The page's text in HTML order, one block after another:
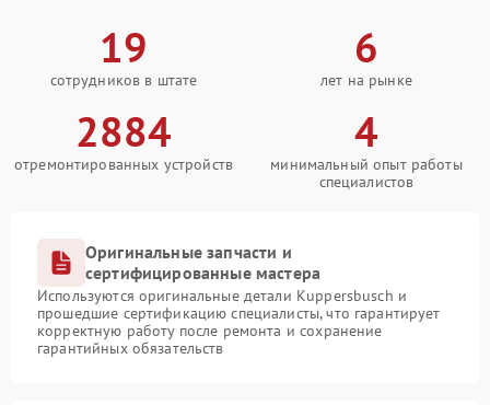
19
сотрудников в штате
6
лет на рынке
2884
отремонтированных устройств
4
минимальный опыт работы
специалистов
Оригинальные запчасти и
сертифицированные мастера
Используются оригинальные детали Kuppersbusch и
прошедшие сертификацию специалисты, что гарантирует
корректную работу после ремонта и сохранение
гарантийных обязательств